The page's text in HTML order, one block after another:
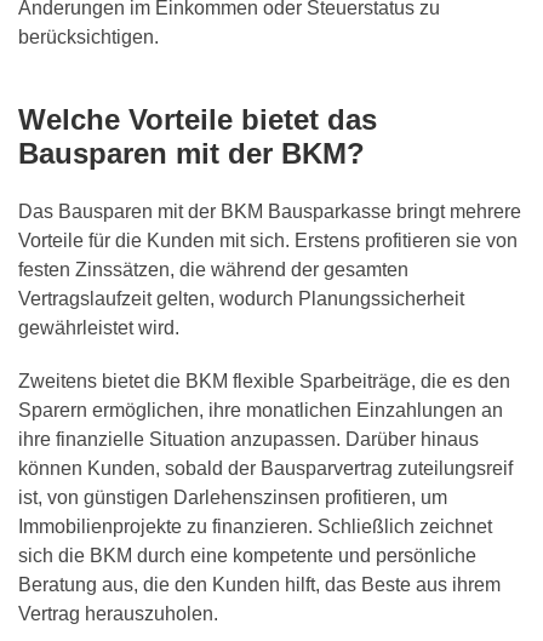
Änderungen im Einkommen oder Steuerstatus zu
berücksichtigen.
Welche Vorteile bietet das
Bausparen mit der BKM?
Das Bausparen mit der BKM Bausparkasse bringt mehrere
Vorteile für die Kunden mit sich. Erstens profitieren sie von
festen Zinssätzen, die während der gesamten
Vertragslaufzeit gelten, wodurch Planungssicherheit
gewährleistet wird.
Zweitens bietet die BKM flexible Sparbeiträge, die es den
Sparern ermöglichen, ihre monatlichen Einzahlungen an
ihre finanzielle Situation anzupassen. Darüber hinaus
können Kunden, sobald der Bausparvertrag zuteilungsreif
ist, von günstigen Darlehenszinsen profitieren, um
Immobilienprojekte zu finanzieren. Schließlich zeichnet
sich die BKM durch eine kompetente und persönliche
Beratung aus, die den Kunden hilft, das Beste aus ihrem
Vertrag herauszuholen.